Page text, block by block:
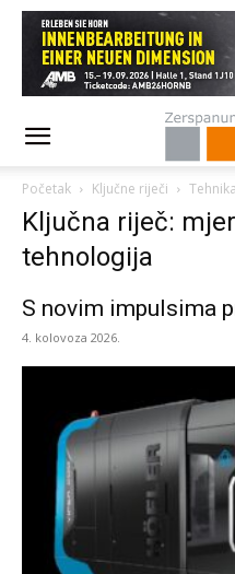
Početak Ključne riječi
Ključna riječ:
tehnologija
S novim impulsima
4. kolovoza 2026.